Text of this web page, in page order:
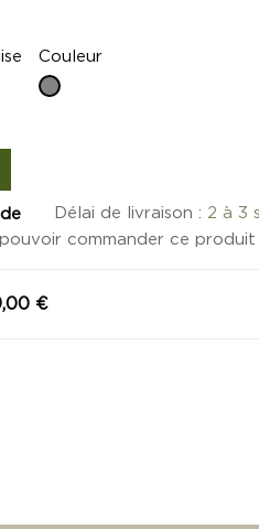
Couleur
Gris
Délai de livraison : 2 à 3
commander ce produit
€